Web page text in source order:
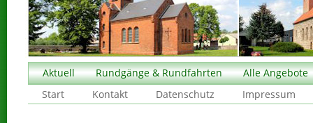
Aktuell Rundgänge & Rundfahrten
Alle Angebote
Start
Kontakt Datenschutz Impressum